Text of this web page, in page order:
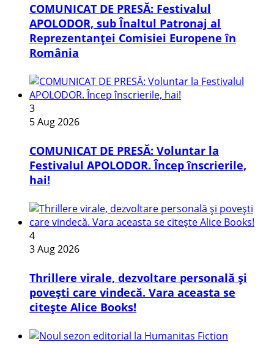
COMUNICAT DE PRESĂ: Festivalul
APOLODOR, sub Înaltul Patronaj al
Reprezentanței Comisiei Europene în
România
3
5 Aug 2026
COMUNICAT DE PRESĂ: Voluntar la
Festivalul APOLODOR. Încep înscrierile,
hai!
4
3 Aug 2026
Thrillere virale, dezvoltare personală și
povești care vindecă. Vara aceasta se
citește Alice Books!